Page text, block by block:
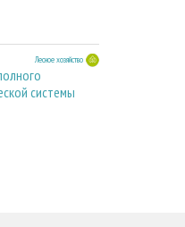
Лесное хозяйство
системы